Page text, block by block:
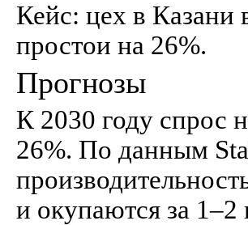
Кейс: цех в Казани
простои на 26%.
Прогнозы
К 2030 году спрос
26%. По данным
и окупаются за 1–2